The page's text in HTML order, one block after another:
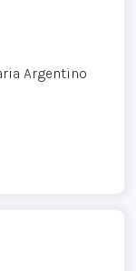
Argentino